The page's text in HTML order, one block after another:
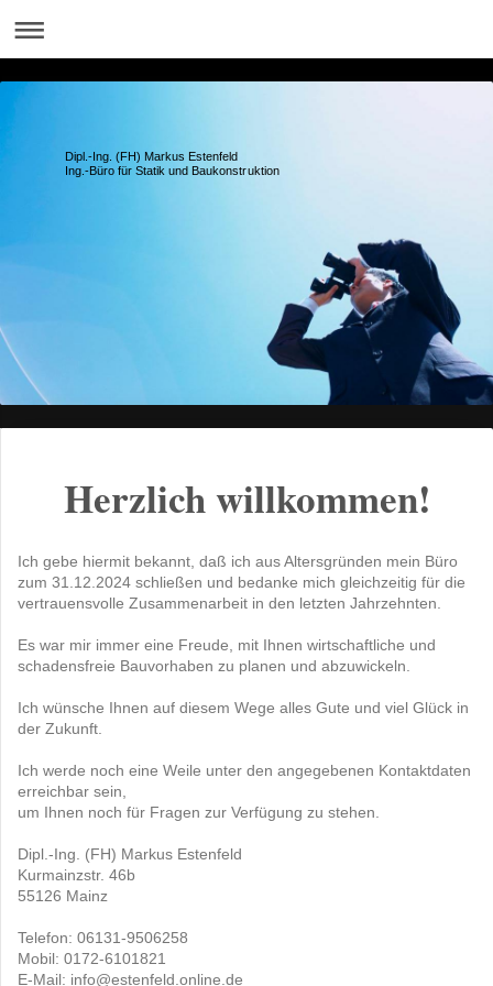
Dipl.-Ing. (FH) Markus Estenfeld
Ing.-Büro für Statik und Baukonstruktion
Herzlich willkommen!
Ich gebe hiermit bekannt, daß ich aus Altersgründen mein Büro
zum 31.12.2024 schließen und bedanke mich gleichzeitig für die
vertrauensvolle Zusammenarbeit in den letzten Jahrzehnten.
Es war mir immer eine Freude, mit Ihnen wirtschaftliche und
schadensfreie Bauvorhaben zu planen und abzuwickeln.
Ich wünsche Ihnen auf diesem Wege alles Gute und viel Glück in
der Zukunft.
Ich werde noch eine Weile unter den angegebenen Kontaktdaten
erreichbar sein,
um Ihnen noch für Fragen zur Verfügung zu stehen.
Dipl.-Ing. (FH) Markus Estenfeld
Kurmainzstr. 46b
55126 Mainz
Telefon: 06131-9506258
Mobil: 0172-6101821
E-Mail: info@estenfeld.online.de